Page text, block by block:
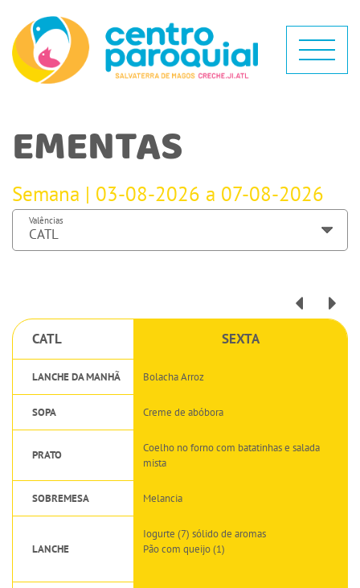
EMENTAS
Semana | 03-08-2026 a 07-08-2026
Valências
CATL SEXTA
LANCHE DA MANHÃ Bolacha Arroz
SOPA Creme de abóbora
PRATO
Coelho no forno com batatinhas e salada
mista
SOBREMESA Melancia
LANCHE
Iogurte (7) sólido de aromas
Pão com queijo (1)